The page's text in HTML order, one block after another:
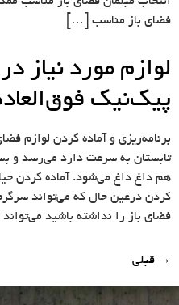
فضای باز مناسب […]
لوازم مورد نیاز
پیک‌نیک
برنامه‌ریزی و آماده کردن لوازم
تابستان به سرعت دارد می‌رسد و
هم داغ داغ می‌شود. آماده‌ کردن
کردن درعین حال که می‌تواند
فضای باز را نداشته باشید
→ قبلی